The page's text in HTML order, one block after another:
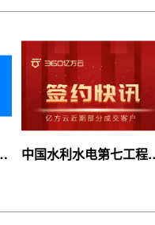
中国水利水电第七工程